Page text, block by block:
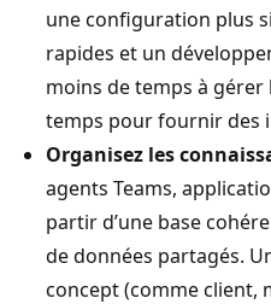
une configuration plus
rapides et un
moins de temps à
temps pour fournir des
Organisez les
agents Teams,
partir d’une base
de données partagés.
concept (comme client,